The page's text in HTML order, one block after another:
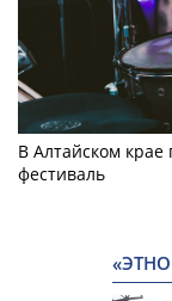
В Алтайском
фестиваль